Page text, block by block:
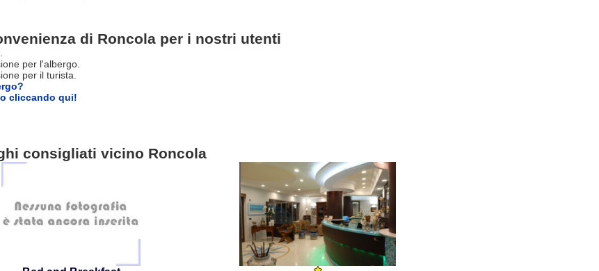
di Roncola per i nostri utenti
per l'albergo.
per il turista.
cliccando qui!
consigliati vicino Roncola